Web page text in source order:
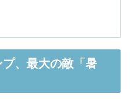
、最大の敵「暑